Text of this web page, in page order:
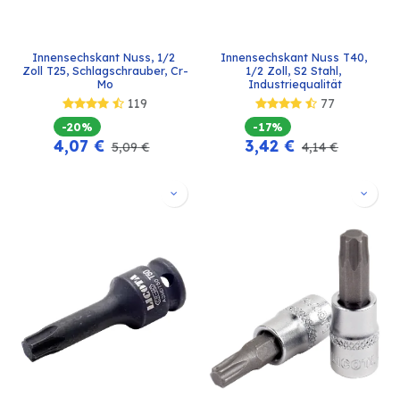
Innensechskant Nuss, 1/2
Zoll T25, Schlagschrauber, Cr-
Mo
119
-20%
4,07€ 5,09€
Innensechskant Nuss T40,
1/2 Zoll, S2 Stahl,
Industriequalität
77
-17%
3,42 € 4,14€